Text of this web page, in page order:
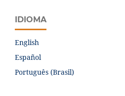
IDIOMA
English
Español
Português (Brasil)